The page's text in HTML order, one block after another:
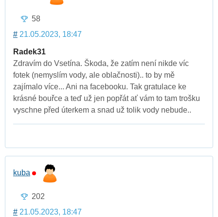
58
# 21.05.2023, 18:47
Radek31
Zdravím do Vsetína. Škoda, že zatím není nikde víc
fotek (nemyslím vody, ale oblačnosti).. to by mě
zajímalo více... Ani na facebooku. Tak gratulace ke
krásné bouřce a teď už jen popřát ať vám to tam trošku
vyschne před úterkem a snad už tolik vody nebude..
kuba
202
# 21.05.2023, 18:47